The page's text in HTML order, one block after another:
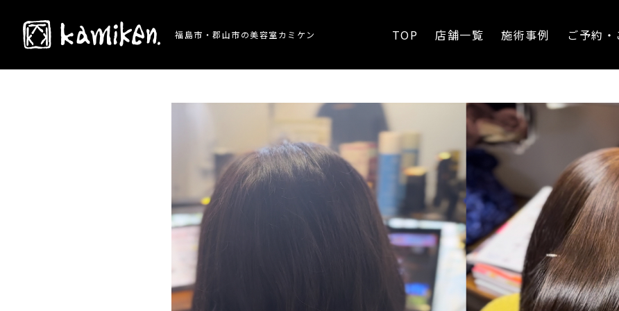
福島市・郡山市の美容室カミケン TOP 店舗一覧 施術事例 ご予約
TOP > 施術事例 > 髪質改善/縮毛矯正